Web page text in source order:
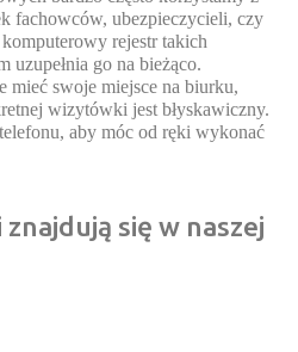
fachowców, ubezpieczycieli, czy
rejestr takich
uzupełnia go na bieżąco.
mieć swoje miejsce na biurku,
wizytówki jest błyskawiczny.
aby móc od ręki wykonać
się w naszej